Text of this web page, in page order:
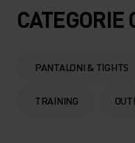
CATEGORIE
PANTALONI & TIGHTS
TRAINING